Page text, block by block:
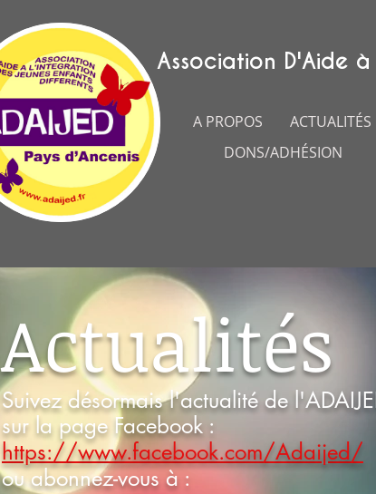
Association D'Aide
A PROPOS ACTUALITÉS
DONS/ADHÉSION
Actualités
Suivez désormais l'actualité de
sur la page Facebook :
https://www.facebook.com/Adaijed/
ou abonnez-vous à :